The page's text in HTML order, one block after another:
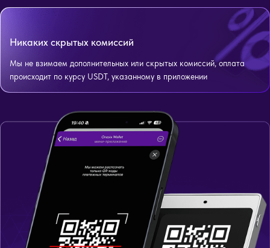
Никаких скрытых комиссий
Мы не взимаем дополнительных или скрытых комиссий, оплата
происходит по курсу USDT, указанному в приложении